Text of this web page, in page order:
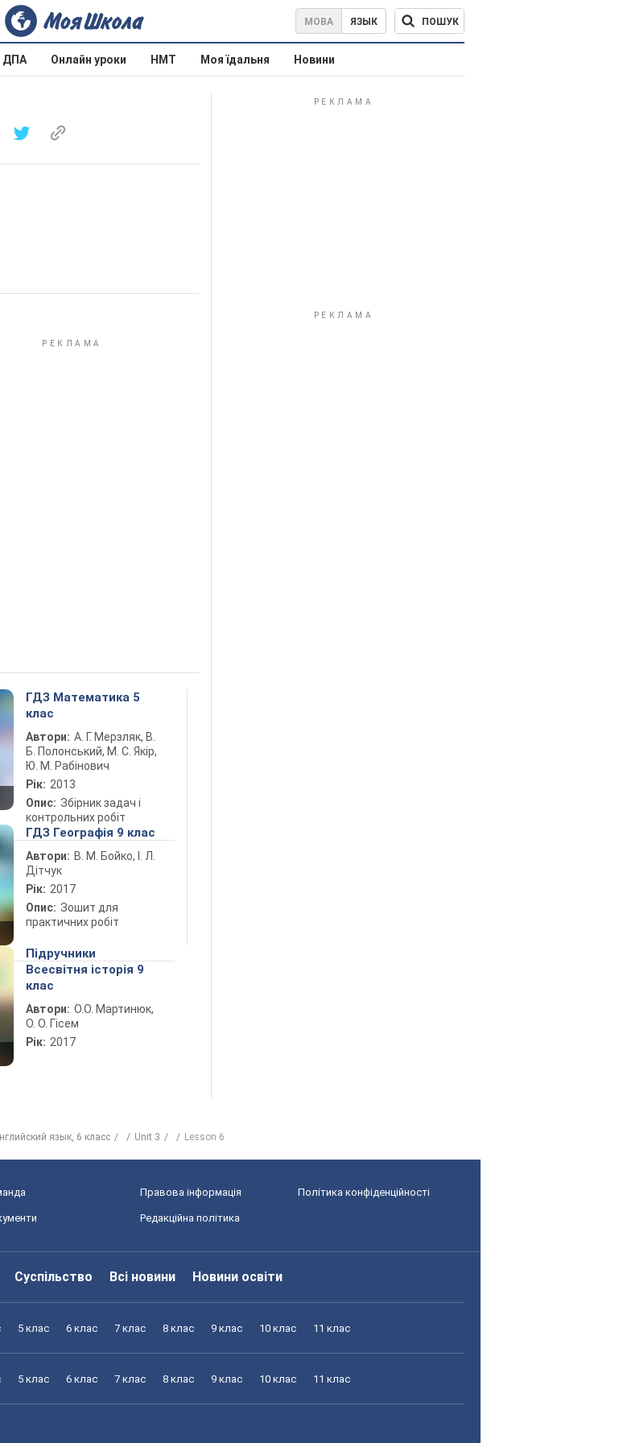
МОВА ЯЗЫК ПОШУК
ДПА Онлайн уроки НМТ Моя їдальня Новини
ГДЗ Математика 5
клас
Автори: А. Г. Мерзляк, В.
Б. Полонський, М. С. Якір,
Ю. М. Рабінович
Рік: 2013
Опис: Збірник задач і
контрольних робіт
ГДЗ Географія 9 клас
Автори: В. М. Бойко, І. Л.
Дітчук
Рік: 2017
Опис: Зошит для
практичних робіт
Підручники
Всесвітня історія 9
клас
Автори: О.О. Мартинюк,
О. О. Гісем
Рік: 2017
язык, 6 класс Unit 3 Lesson 6
Правова інформація Політика конфіденційності
Редакційна політика
Суспільство Всі новини Новини освіти
5 клас 6 клас 7 клас 8 клас 9 клас 10 клас 11 клас
5 клас 6 клас 7 клас 8 клас 9 клас 10 клас 11 клас